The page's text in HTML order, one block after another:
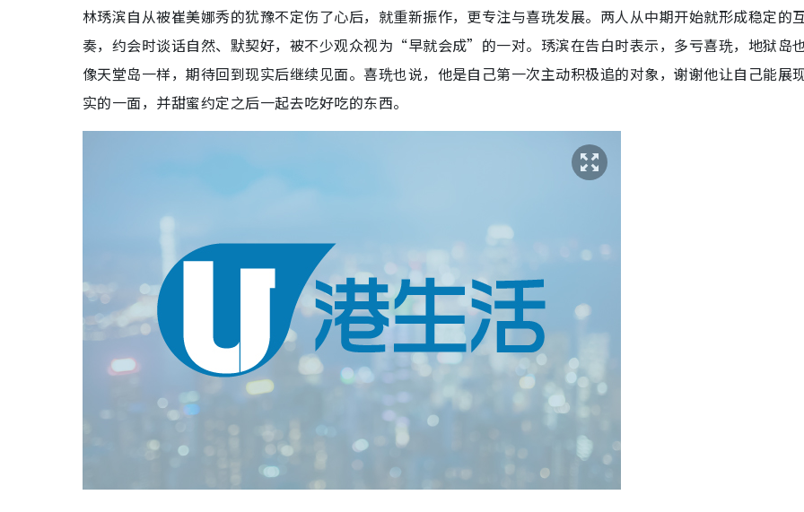
林琇滨自从被崔美娜秀的犹豫不定伤了心后，就重新振作，更专注与喜珗发展。两人从中期开始就形成稳定的
奏，约会时谈话自然、默契好，被不少观众视为“早就会成”的一对。琇滨在告白时表示，多亏喜珗，地狱岛
像天堂岛一样，期待回到现实后继续见面。喜珗也说，他是自己第一次主动积极追的对象，谢谢他让自己能展
实的一面，并甜蜜约定之后一起去吃好吃的东西。